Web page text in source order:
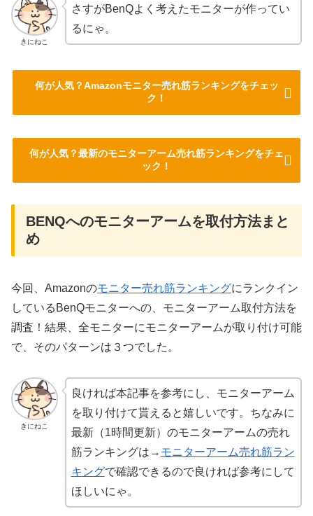
きにねこ
さすがBenQよく考えたモニターが作ってい
るにゃ。
何が人気？Amazonモニター売れ筋ランキングをチェッ
ク！
何が人気？最新のモニターアーム売れ筋ランキングをチェ
ック！
BENQへのモニターアームを取付方法まと
め
今回、Amazonのモニター売れ筋ランキングにランクイン
しているBenQモニターへの、モニターアーム取付方法を
調査！結果、全モニターにモニターアームが取り付け可能
で、そのパターンは３つでした。
きにねこ
良ければ本記事を参考にし、モニターアーム
を取り付けて貰えると嬉しいです。ちなみに
最新（1時間更新）のモニターアームの売れ
筋ランキングは→ モニターアーム売れ筋ラン
キングで確認できるので良ければ参考にして
ほしいにゃ。